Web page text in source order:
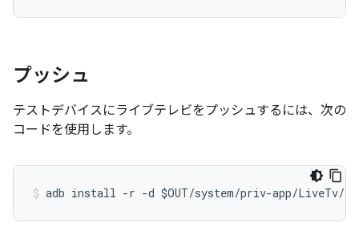
プッシュ
テストデバイスにライブテレビをプッシュするには、次の
コードを使用します。